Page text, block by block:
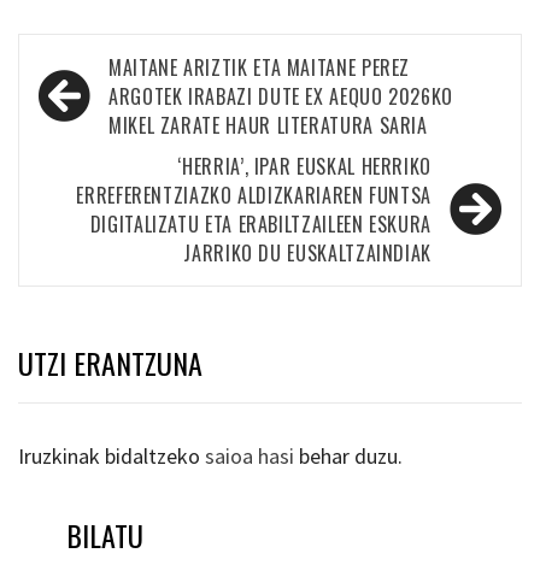
Bidalketetan
zehar
nabigatu
MAITANE ARIZTIK ETA MAITANE PEREZ
ARGOTEK IRABAZI DUTE EX AEQUO 2026KO
MIKEL ZARATE HAUR LITERATURA SARIA
‘HERRIA’, IPAR EUSKAL HERRIKO
ERREFERENTZIAZKO ALDIZKARIAREN FUNTSA
DIGITALIZATU ETA ERABILTZAILEEN ESKURA
JARRIKO DU EUSKALTZAINDIAK
UTZI ERANTZUNA
Iruzkinak bidaltzeko saioa hasi behar duzu.
BILATU